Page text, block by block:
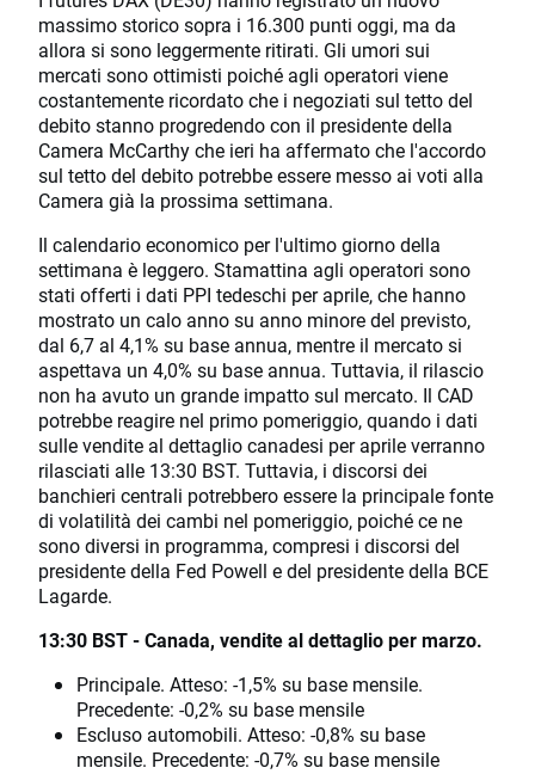
massimo storico sopra i 16.300 punti oggi, ma da
allora si sono leggermente ritirati. Gli umori sui
mercati sono ottimisti poiché agli operatori viene
costantemente ricordato che i negoziati sul tetto del
debito stanno progredendo con il presidente della
Camera McCarthy che ieri ha affermato che l'accordo
sul tetto del debito potrebbe essere messo ai voti alla
Camera già la prossima settimana.
Il calendario economico per l'ultimo giorno della
settimana è leggero. Stamattina agli operatori sono
stati offerti i dati PPI tedeschi per aprile, che hanno
mostrato un calo anno su anno minore del previsto,
dal 6,7 al 4,1% su base annua, mentre il mercato si
aspettava un 4,0% su base annua. Tuttavia, il rilascio
non ha avuto un grande impatto sul mercato. Il CAD
potrebbe reagire nel primo pomeriggio, quando i dati
sulle vendite al dettaglio canadesi per aprile verranno
rilasciati alle 13:30 BST. Tuttavia, i discorsi dei
banchieri centrali potrebbero essere la principale fonte
di volatilità dei cambi nel pomeriggio, poiché ce ne
sono diversi in programma, compresi i discorsi del
presidente della Fed Powell e del presidente della BCE
Lagarde.
13:30 BST - Canada, vendite al dettaglio per marzo.
Principale. Atteso: -1,5% su base mensile.
Precedente: -0,2% su base mensile
Escluso automobili. Atteso: -0,8% su base
mensile. Precedente: -0,7% su base mensile